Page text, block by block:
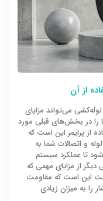
از آن
می‌تواند مزایای
را در بخش‌های قبلی مورد
از پرایمر این است که
و اتصالات شما به
تا عملکرد سیستم
از مزایای مهمی که
این است که مقاومت
را به میزان زیادی